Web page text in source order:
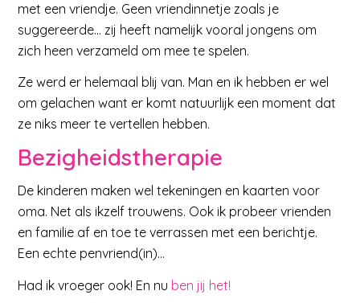
met een vriendje. Geen vriendinnetje zoals je
suggereerde… zij heeft namelijk vooral jongens om
zich heen verzameld om mee te spelen.
Ze werd er helemaal blij van. Man en ik hebben er wel
om gelachen want er komt natuurlijk een moment dat
ze niks meer te vertellen hebben.
Bezigheidstherapie
De kinderen maken wel tekeningen en kaarten voor
oma. Net als ikzelf trouwens. Ook ik probeer vrienden
en familie af en toe te verrassen met een berichtje.
Een echte penvriend(in)…
Had ik vroeger ook! En nu ben jij het!